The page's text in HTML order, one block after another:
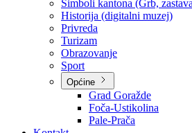
O kantonu
O kantonu
Simboli kantona (Grb, zastava)
Historija (digitalni muzej)
Privreda
Turizam
Obrazovanje
Općine